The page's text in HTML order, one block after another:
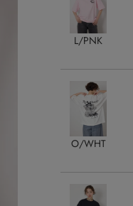
L/PNK
O/WHT